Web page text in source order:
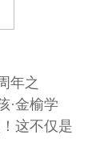
年之
·金榆学
这不仅是